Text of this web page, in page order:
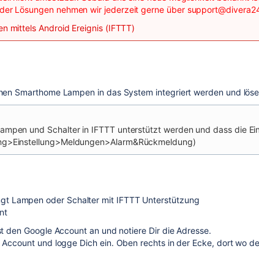
Lösungen nehmen wir jederzeit gerne über
mittels Android Ereignis (IFTTT)
Smarthome Lampen in das System integriert werden und
und Schalter in IFTTT unterstützt werden und dass die
Lampen oder Schalter mit IFTTT Unterstützung
den Google Account an und notiere Dir die Adresse.
Account und logge Dich ein. Oben rechts in der Ecke, dort wo